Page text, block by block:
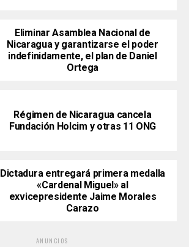
Eliminar Asamblea Nacional de
Nicaragua y garantizarse el poder
indefinidamente, el plan de Daniel
Ortega
Régimen de Nicaragua cancela
Fundación Holcim y otras 11 ONG
Dictadura entregará primera medalla
«Cardenal Miguel» al
exvicepresidente Jaime Morales
Carazo
ANUNCIOS